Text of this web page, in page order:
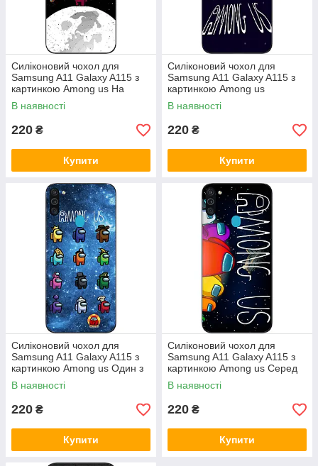
Силіконовий чохол для
Samsung A11 Galaxy A115 з
картинкою Among us На
місяці
В наявності
220 ₴
Купити
Силіконовий чохол для
Samsung A11 Galaxy A115 з
картинкою Among us
Маріонетки
В наявності
220 ₴
Купити
Силіконовий чохол для
Samsung A11 Galaxy A115 з
картинкою Among us Один з
нас
В наявності
220 ₴
Купити
Силіконовий чохол для
Samsung A11 Galaxy A115 з
картинкою Among us Серед
нас
В наявності
220 ₴
Купити